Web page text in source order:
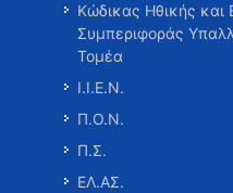
Κώδικας Ηθικής και
Συμπεριφοράς
Τομέα
Ι.Ι.Ε.Ν.
Π.Ο.Ν.
Π.Σ.
ΕΛ.ΑΣ.